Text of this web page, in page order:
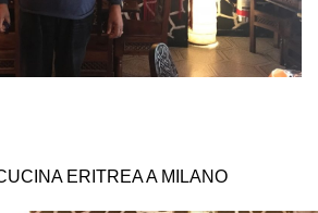
ERITREA A MILANO